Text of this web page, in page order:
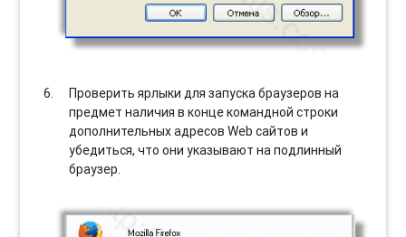
Проверить ярлыки для запуска браузеров на
предмет наличия в конце командной строки
дополнительных адресов Web сайтов и
убедиться, что они указывают на подлинный
браузер.